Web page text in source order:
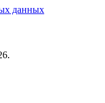
данных